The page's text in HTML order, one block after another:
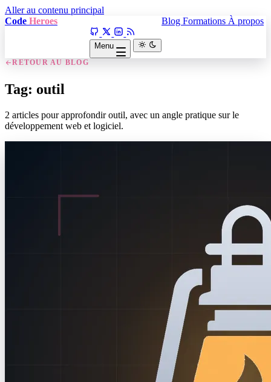
Aller au contenu principal
Code Heroes Blog Formations À propos
Menu
RETOUR AU BLOG
Tag: outil
2 articles pour approfondir outil, avec un angle pratique sur le
développement web et logiciel.